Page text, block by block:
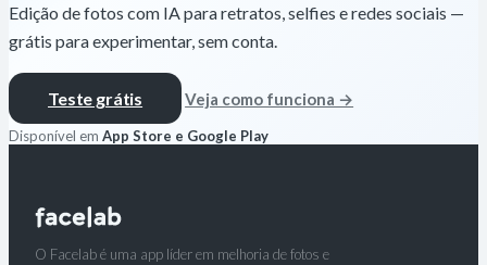
Edição de fotos com IA para retratos, selfies e redes sociais —
grátis para experimentar, sem conta.
Teste grátis Veja como funciona →
Disponível em App Store e Google Play
O Facelab é uma app líder em melhoria de fotos e